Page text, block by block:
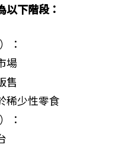
下階段：
：
場
售
稀少性零食
：